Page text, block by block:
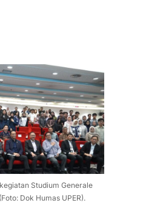
Studium Generale
Dok Humas UPER).